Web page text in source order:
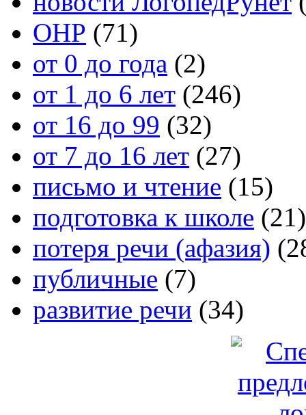
ОНР (71)
от 0 до года (2)
от 1 до 6 лет (246)
от 16 до 99 (32)
от 7 до 16 лет (27)
письмо и чтение (15)
подготовка к школе (21)
потеря речи (афазия)
публичные (7)
развитие речи (34)